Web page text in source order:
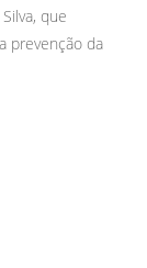
que
prevenção da